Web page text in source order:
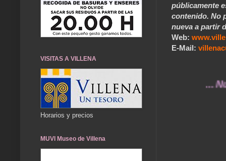
públicamente
contenido. No
nueva a partir
Web:
E-Mail:
... Nuestros
VISITAS A VILLENA
Horarios y precios
MUVI Museo de Villena